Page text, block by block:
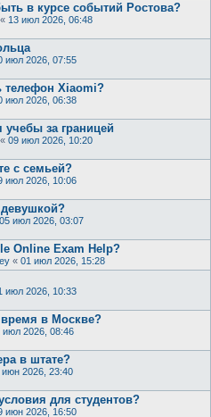
в курсе событий Ростова?
« 13 июл 2026, 06:48
июл 2026, 07:55
телефон Xiaomi?
июл 2026, 06:38
за границей
« 09 июл 2026, 10:20
с семьей?
июл 2026, 10:06
девушкой?
05 июл 2026, 03:07
Online Exam Help?
« 01 июл 2026, 15:28
июл 2026, 10:33
время в Москве?
июл 2026, 08:46
в штате?
июн 2026, 23:40
для студентов?
июн 2026, 16:50